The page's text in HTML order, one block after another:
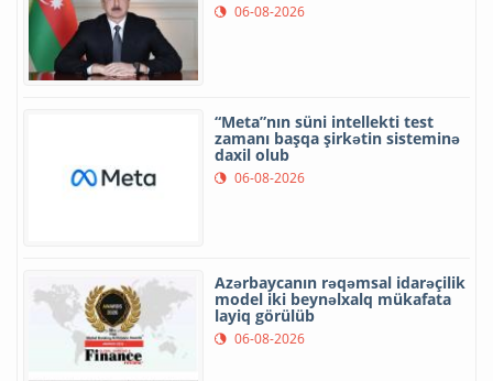
06-08-2026
“Meta”nın süni intellekti test
zamanı başqa şirkətin sisteminə
daxil olub
06-08-2026
Azərbaycanın rəqəmsal idarəçilik
model iki beynəlxalq mükafata
layiq görülüb
06-08-2026